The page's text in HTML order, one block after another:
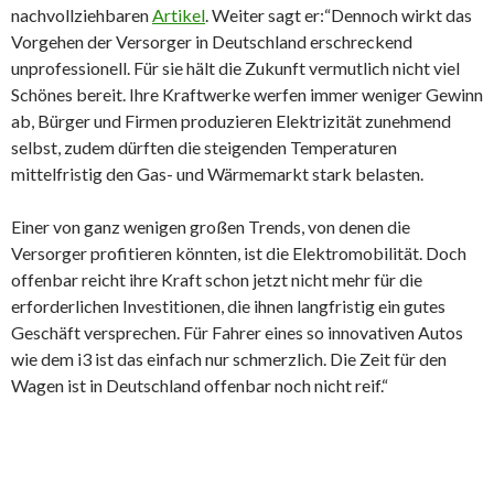
nachvollziehbaren Artikel . Weiter sagt er:“Dennoch wirkt das
Vorgehen der Versorger in Deutschland erschreckend
unprofessionell. Für sie hält die Zukunft vermutlich nicht viel
Schönes bereit. Ihre Kraftwerke werfen immer weniger Gewinn
ab, Bürger und Firmen produzieren Elektrizität zunehmend
selbst, zudem dürften die steigenden Temperaturen
mittelfristig den Gas- und Wärmemarkt stark belasten.
Einer von ganz wenigen großen Trends, von denen die
Versorger profitieren könnten, ist die Elektromobilität. Doch
offenbar reicht ihre Kraft schon jetzt nicht mehr für die
erforderlichen Investitionen, die ihnen langfristig ein gutes
Geschäft versprechen. Für Fahrer eines so innovativen Autos
wie dem i3 ist das einfach nur schmerzlich. Die Zeit für den
Wagen ist in Deutschland offenbar noch nicht reif.“